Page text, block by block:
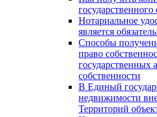
Нотариальное
является
Способы
право
государственных
собственности
В Единый
недвижимости
Территорий